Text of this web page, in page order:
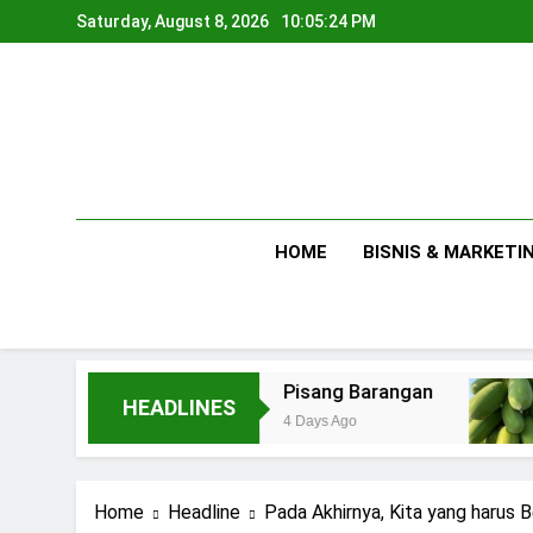
to
Saturday, August 8, 2026 10:05:25 PM
HOME BISNIS &
HEADLINES
Pisang Barangan 5 Tips
5 Days Ago
Home Headline Pada Akhirnya, Kita yang harus